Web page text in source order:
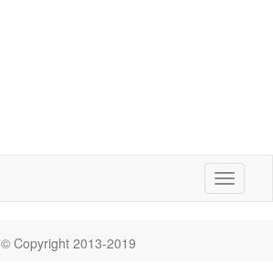
Toggle
© Copyright 2013-2019